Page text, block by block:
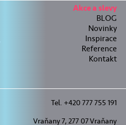
Akce a slevy
BLOG
Novinky
Inspirace
Reference
Kontakt
Tel. +420 777 755 191
Vraňany 7, 277 07 Vraňany